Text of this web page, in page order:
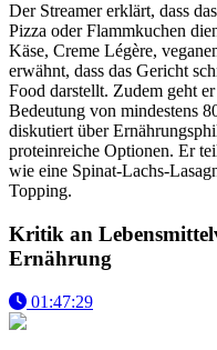
Der Streamer erklärt, dass
Pizza oder Flammkuchen
Käse, Creme Légère,
erwähnt, dass das Gericht
Food darstellt. Zudem geht
Bedeutung von mindestens
diskutiert über
proteinreiche Optionen. Er
wie eine Spinat-Lachs-
Topping.
Kritik an
Ernährung
01:47:29